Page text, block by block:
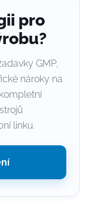
pro
GMP,
nároky na
linku.